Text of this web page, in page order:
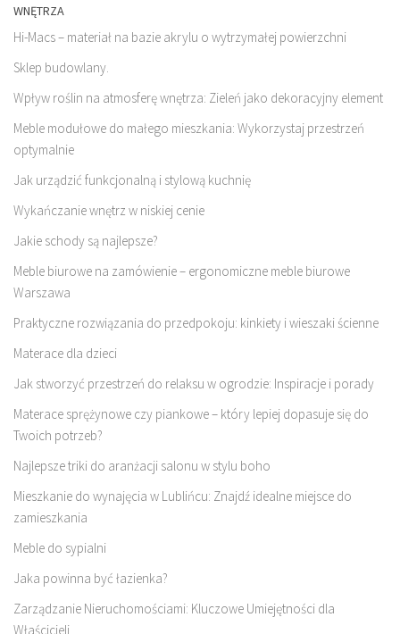
WNĘTRZA
Hi-Macs – materiał na bazie akrylu o wytrzymałej powierzchni
Sklep budowlany.
Wpływ roślin na atmosferę wnętrza: Zieleń jako dekoracyjny element
Meble modułowe do małego mieszkania: Wykorzystaj przestrzeń
optymalnie
Jak urządzić funkcjonalną i stylową kuchnię
Wykańczanie wnętrz w niskiej cenie
Jakie schody są najlepsze?
Meble biurowe na zamówienie – ergonomiczne meble biurowe
Warszawa
Praktyczne rozwiązania do przedpokoju: kinkiety i wieszaki ścienne
Materace dla dzieci
Jak stworzyć przestrzeń do relaksu w ogrodzie: Inspiracje i porady
Materace sprężynowe czy piankowe – który lepiej dopasuje się do
Twoich potrzeb?
Najlepsze triki do aranżacji salonu w stylu boho
Mieszkanie do wynajęcia w Lublińcu: Znajdź idealne miejsce do
zamieszkania
Meble do sypialni
Jaka powinna być łazienka?
Zarządzanie Nieruchomościami: Kluczowe Umiejętności dla
Właścicieli